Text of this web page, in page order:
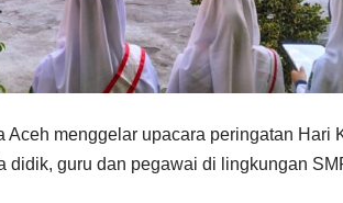
Aceh menggelar upacara peringatan Hari
didik, guru dan pegawai di lingkungan